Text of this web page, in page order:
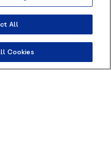
não existe
ao ponto sem
All
Cookies